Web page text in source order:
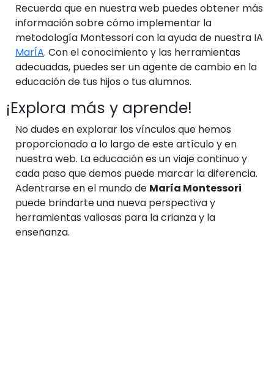
Recuerda que en nuestra web puedes obtener más
información sobre cómo implementar la
metodología Montessori con la ayuda de nuestra IA
MarÍA. Con el conocimiento y las herramientas
adecuadas, puedes ser un agente de cambio en la
educación de tus hijos o tus alumnos.
¡Explora más y aprende!
No dudes en explorar los vínculos que hemos
proporcionado a lo largo de este artículo y en
nuestra web. La educación es un viaje continuo y
cada paso que demos puede marcar la diferencia.
Adentrarse en el mundo de María Montessori
puede brindarte una nueva perspectiva y
herramientas valiosas para la crianza y la
enseñanza.